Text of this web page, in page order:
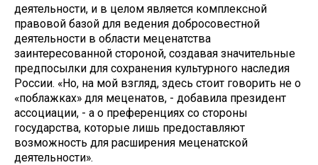
деятельности, и в целом является комплексной
правовой базой для ведения добросовестной
деятельности в области меценатства
заинтересованной стороной, создавая значительные
предпосылки для сохранения культурного наследия
России. «Но, на мой взгляд, здесь стоит говорить не о
«поблажках» для меценатов, - добавила президент
ассоциации, - а о преференциях со стороны
государства, которые лишь предоставляют
возможность для расширения меценатской
деятельности».